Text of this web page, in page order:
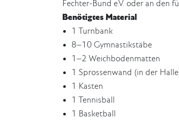
Fechter-Bund e.V. oder an den
Benötigtes Material
1 Turnbank
8–10 Gymnastikstäbe
1–2 Weichbodenmatten
1 Sprossenwand (in der
1 Kasten
1 Tennisball
1 Basketball